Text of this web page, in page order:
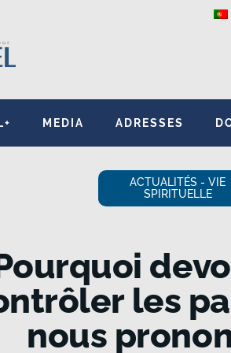
MEDIA ADRESSES
ACTUALITÉS - VIE
SPIRITUELLE
les
nous